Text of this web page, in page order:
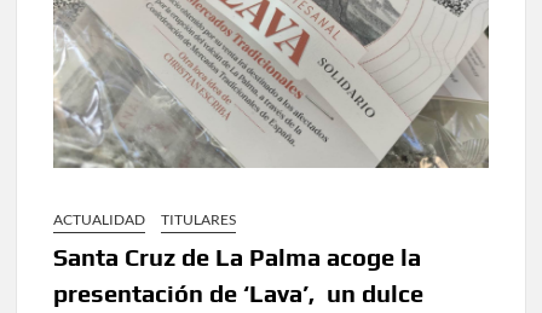
ACTUALIDAD TITULARES
Santa Cruz de La Palma acoge la
presentación de ‘Lava’, un dulce